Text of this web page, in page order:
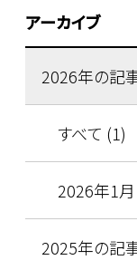
アーカイブ
2026年の記
すべて (1)
2026年1
2025年の記